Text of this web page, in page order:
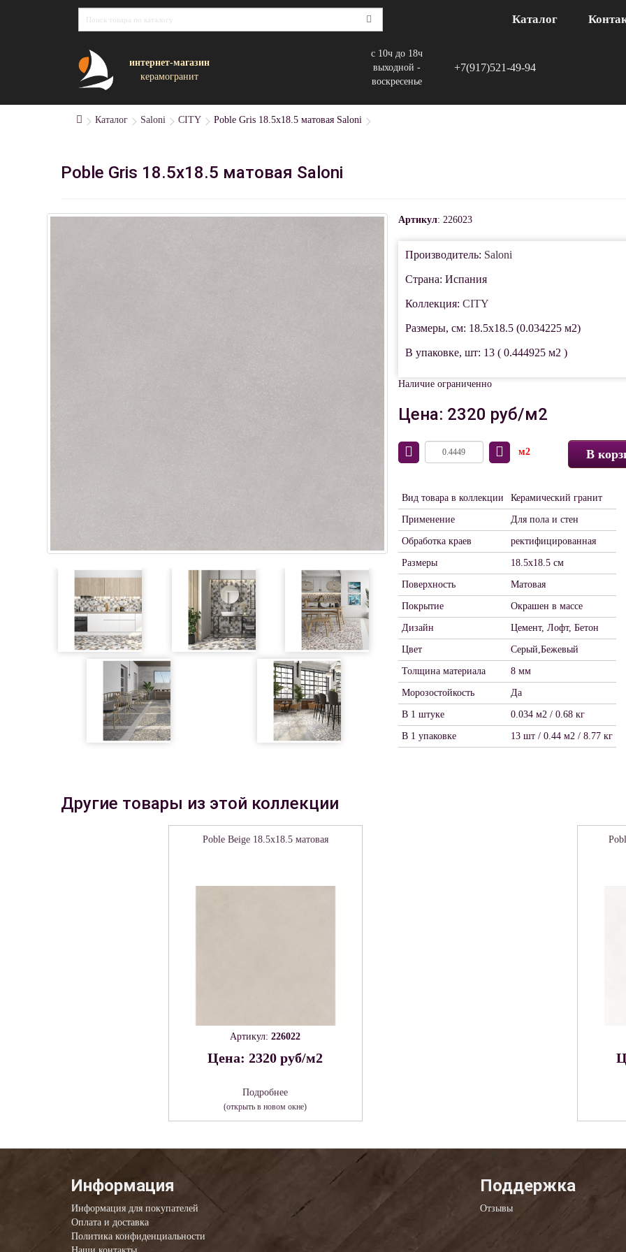
Каталог
интернет-магазин
керамогранит
с 10ч до 18ч
выходной -
воскресенье
+7(917)521-49-94
Каталог Saloni CITY Poble Gris 18.5х18.5 матовая Saloni
Poble Gris 18.5х18.5 матовая Saloni
Артикул: 226023
Производитель: Saloni
Страна: Испания
Коллекция: CITY
Размеры, см: 18.5x18.5 (0.034225 м2)
В упаковке, шт: 13 ( 0.444925 м2 )
Наличие ограниченно
Цена: 2320 руб/м2
м2 В
Вид товара в коллекции Керамический гранит
Применение Для пола и стен
Обработка краев ректифицированная
Размеры 18.5х18.5 см
Поверхность Матовая
Покрытие Окрашен в массе
Дизайн Цемент, Лофт, Бетон
Цвет Серый,Бежевый
Толщина материала 8 мм
Морозостойкость Да
В 1 штуке 0.034 м2 / 0.68 кг
В 1 упаковке 13 шт / 0.44 м2 / 8.77 кг
Другие товары из этой коллекции
Poble Beige 18.5х18.5 матовая
Артикул: 226022
Цена: 2320 руб/м2
Подробнее
(открыть в новом окне)
Информация
Информация для покупателей
Оплата и доставка
Политика конфиденциальности
Наши контакты
Поддержка
Отзывы